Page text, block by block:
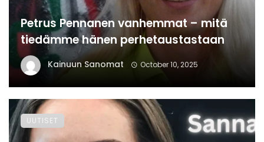
Petrus Pennanen vanhemmat – mitä
tiedämme hänen perhetaustastaan
Kainuun Sanomat October 10, 2025
UUTISET